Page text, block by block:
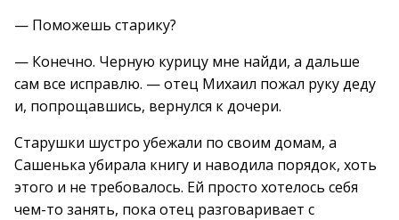
— Поможешь старику?
— Конечно. Черную курицу мне найди, а дальше
сам все исправлю. — отец Михаил пожал руку деду
и, попрощавшись, вернулся к дочери.
Старушки шустро убежали по своим домам, а
Сашенька убирала книгу и наводила порядок, хоть
этого и не требовалось. Ей просто хотелось себя
чем-то занять, пока отец разговаривает с